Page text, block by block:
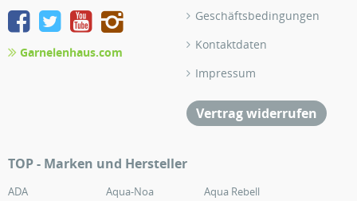
Garnelenhaus.com
Geschäftsbedingungen
Kontaktdaten
Impressum
Vertrag widerrufen
TOP - Marken und Hersteller
ADA Aqua-Noa
Aqua Rebell